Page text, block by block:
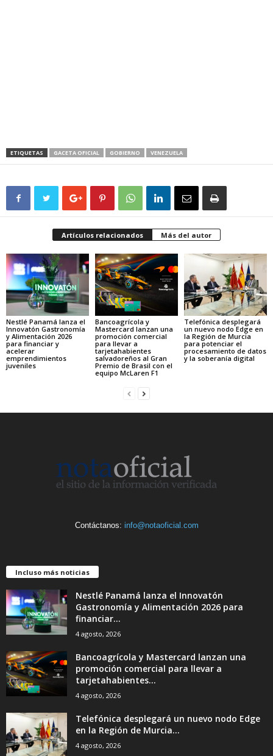
ETIQUETAS GACETA OFICIAL GOBIERNO VENEZUELA
Artículos relacionados Más del autor
Nestlé Panamá lanza el
Innovatón Gastronomía
y Alimentación 2026
para financiar y
acelerar
emprendimientos
juveniles
Bancoagrícola y
Mastercard lanzan una
promoción comercial
para llevar a
tarjetahabientes
salvadoreños al Gran
Premio de Brasil con el
equipo McLaren F1
Telefónica desplegará
un nuevo nodo Edge en
la Región de Murcia
para potenciar el
procesamiento de datos
y la soberanía digital
Contáctanos: info@notaoficial.com
Incluso más noticias
Nestlé Panamá lanza el Innovatón
Gastronomía y Alimentación 2026 para
financiar...
4 agosto, 2026
Bancoagrícola y Mastercard lanzan una
promoción comercial para llevar a
tarjetahabientes...
4 agosto, 2026
Telefónica desplegará un nuevo nodo Edge
en la Región de Murcia...
4 agosto, 2026